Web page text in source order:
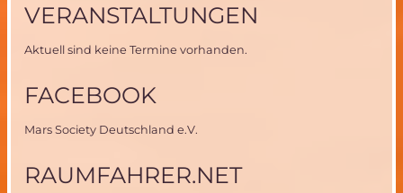
VERANSTALTUNGEN
Aktuell sind keine Termine vorhanden.
FACEBOOK
Mars Society Deutschland e.V.
RAUMFAHRER.NET